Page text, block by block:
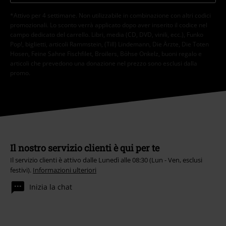
*Attivo per 4 settimane. Non utilizzabile in combinazione con altri codici
promozionali. Lo sconto verrà applicato dopo aver inserito il codice nel
campo dedicato del carrello. Libri, media (CD, DVD, vinili, ecc.), Funko
Pop!, biglietti, articoli Rammstein, (Till) Lindemann, Die Ärzte, Die Toten
Hosen, Feine Sahne Fischfilet, Broilers, Böhse Onkelz, buoni regalo e
articoli che prevedono una donazione nel prezzo sono esclusi dalla
promo.
Il nostro servizio clienti è qui per te
Il servizio clienti è attivo dalle Lunedì alle 08:30 (Lun - Ven, esclusi
festivi). Informazioni ulteriori
Inizia la chat